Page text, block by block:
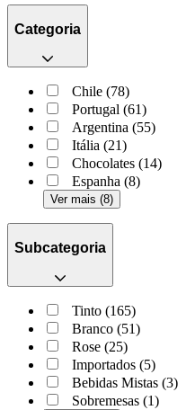
Categoria
Chile (78)
Portugal (61)
Argentina (55)
Itália (21)
Chocolates (14)
Espanha (8)
Ver mais (8)
Subcategoria
Tinto (165)
Branco (51)
Rose (25)
Importados (5)
Bebidas Mistas (3)
Sobremesas (1)